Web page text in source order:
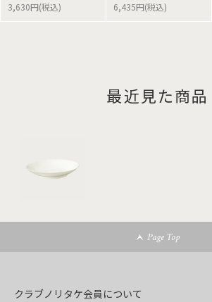
3,630円(税込) 6,435円(税込)
最近見た商品
Page Top
クラブノリタケ会員について